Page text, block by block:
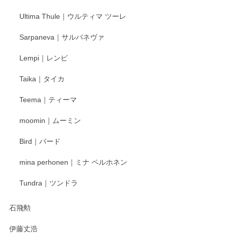
Ultima Thule｜ウルティマ ツーレ
Sarpaneva｜サルパネヴァ
Lempi｜レンピ
Taika｜タイカ
Teema｜ティーマ
moomin｜ムーミン
Bird｜バード
mina perhonen｜ミナ ペルホネン
Tundra｜ツンドラ
石飛勲
伊藤丈浩